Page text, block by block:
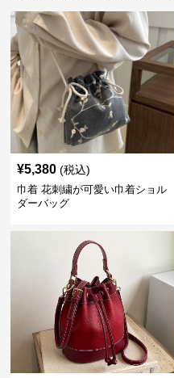
¥5,380 (税込)
巾着 花刺繍が可愛い巾着ショル
ダーバッグ